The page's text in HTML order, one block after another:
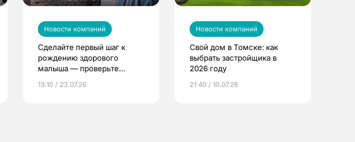
Новости компаний
Сделайте первый шаг к
рождению здорового
малыша — проверьте
по ОМС!
13:10 / 23.07.26
Новости компаний
Свой дом в Томске: как
выбрать застройщика в
2026 году
21:40 / 10.07.26